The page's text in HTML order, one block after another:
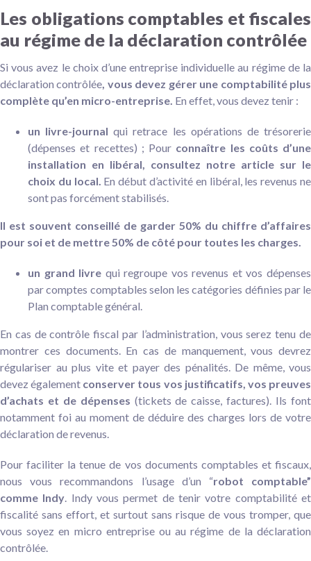
Les obligations comptables et fiscales
au régime de la déclaration contrôlée
Si vous avez le choix d’une entreprise individuelle au régime de la
déclaration contrôlée, vous devez gérer une comptabilité plus
complète qu’en micro-entreprise. En effet, vous devez tenir :
un livre-journal qui retrace les opérations de trésorerie
(dépenses et recettes) ; Pour connaître les coûts d’une
installation en libéral, consultez notre article sur le
choix du local. En début d’activité en libéral, les revenus ne
sont pas forcément stabilisés.
Il est souvent conseillé de garder 50% du chiffre d’affaires
pour soi et de mettre 50% de côté pour toutes les charges.
un grand livre qui regroupe vos revenus et vos dépenses
par comptes comptables selon les catégories définies par le
Plan comptable général.
En cas de contrôle fiscal par l’administration, vous serez tenu de
montrer ces documents. En cas de manquement, vous devrez
régulariser au plus vite et payer des pénalités. De même, vous
devez également conserver tous vos justificatifs, vos preuves
d’achats et de dépenses (tickets de caisse, factures). Ils font
notamment foi au moment de déduire des charges lors de votre
déclaration de revenus.
Pour faciliter la tenue de vos documents comptables et fiscaux,
nous vous recommandons l’usage d’un “robot comptable”
comme Indy. Indy vous permet de tenir votre comptabilité et
fiscalité sans effort, et surtout sans risque de vous tromper, que
vous soyez en micro entreprise ou au régime de la déclaration
contrôlée.